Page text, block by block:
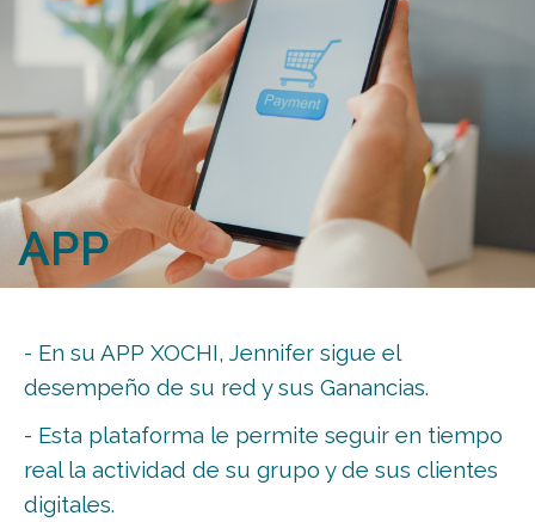
APP
- En su APP XOCHI, Jennifer sigue el
desempeño de su red y sus Ganancias.
- Esta plataforma le permite seguir en tiempo
real la actividad de su grupo y de sus clientes
digitales.